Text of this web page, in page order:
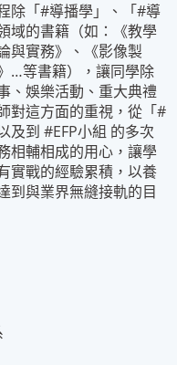
除「#導播學」、「#導
域的書籍（如：《教學
與實務》、《影像製
…等書籍），讓同學除
、娛樂活動、重大典禮
對這方面的重視，從「#
及到 #EFP小組 的多次
相輔相成的用心，讓學
實戰的經驗累積，以養
到與業界無縫接軌的目